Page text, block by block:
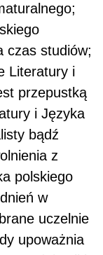
czas studiów;
Literatury i
przepustką
i Języka
bądź
z
polskiego
w
uczelnie
upoważnia